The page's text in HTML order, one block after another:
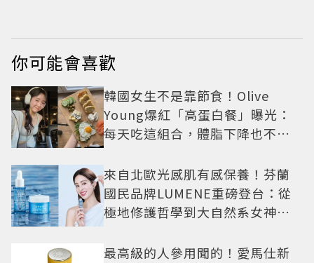
下戀機會
你可能會喜歡
韓國女生不是靠節食！Olive
Young爆紅「高蛋白餐」曝光：
每天吃這組合，體脂下降也不怕
來自北歐光感肌有感保養！芬蘭
國民品牌LUMENE重磅登台：從
極地修護哲學到大自然系女神莫
最高級的人參用聞的！愛馬仕新